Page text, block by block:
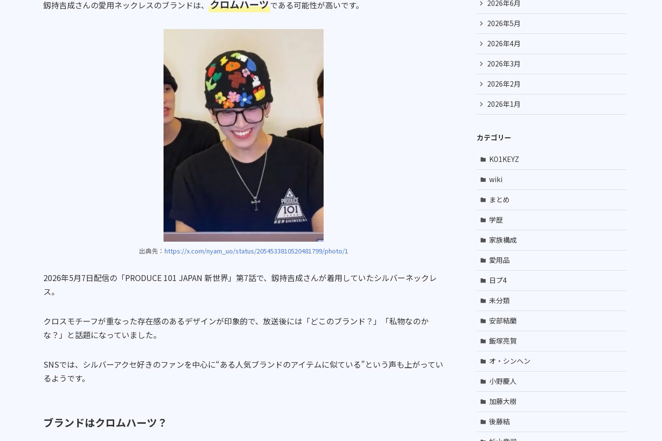
釼持吉成さんの愛用ネックレスのブランドは、 クロムハーツである可能性が高いです。
出典先： https://x.com/nyam_uo/status/2054533810520481799/photo/1
2026年5月7日配信の「PRODUCE 101 JAPAN 新世界」第7話で、釼持吉成さんが着用していたシルバーネックレ
ス。
クロスモチーフが重なった存在感のあるデザインが印象的で、放送後には「どこのブランド？」「私物なのか
な？」と話題になっていました。
SNSでは、シルバーアクセ好きのファンを中心に“ある人気ブランドのアイテムに似ている”という声も上がってい
るようです。
ブランドはクロムハーツ？
2026年6月
2026年5月
2026年4月
2026年3月
2026年2月
2026年1月
カテゴリー
KO1KEYZ
wiki
まとめ
学歴
家族構成
愛用品
日プ4
未分類
安部結蘭
飯塚亮賀
オ・シンヘン
小野慶人
加藤大樹
後藤結